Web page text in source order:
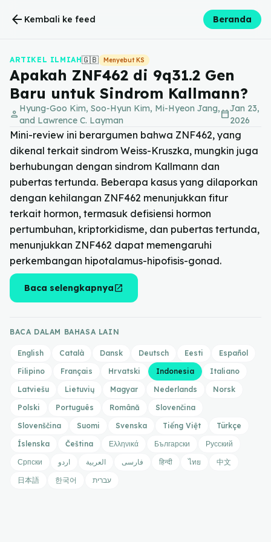
arrow_back Kembali ke feed Beranda
ARTIKEL ILMIAH🇬🇧 Menyebut KS
Apakah ZNF462 di 9q31.2 Gen
Baru untuk Sindrom Kallmann?
person Hyung-Goo Kim, Soo-Hyun Kim, Mi-Hyeon Jang,
and Lawrence C. Layman
calendar_todayJan 23,
2026
Mini-review ini berargumen bahwa ZNF462, yang
dikenal terkait sindrom Weiss-Kruszka, mungkin juga
berhubungan dengan sindrom Kallmann dan
pubertas tertunda. Beberapa kasus yang dilaporkan
dengan kehilangan ZNF462 menunjukkan fitur
terkait hormon, termasuk defisiensi hormon
pertumbuhan, kriptorkidisme, dan pubertas tertunda,
menunjukkan ZNF462 dapat memengaruhi
perkembangan hipotalamus-hipofisis-gonad.
Baca selengkapnyaopen_in_new
BACA DALAM BAHASA LAIN
English Català Dansk Deutsch Eesti
Español
Filipino
Français Hrvatski Indonesia
Italiano
Latviešu
Lietuvių Magyar Nederlands
Norsk
Polski
Português Română
Slovenčina
Slovenščina
Suomi Svenska Tiếng Việt
Türkçe
Íslenska
Čeština Ελληνικά Български
Русский
Српски
اردو العربية فارسی हिन्दी ไทย
中文
日本語
한국어 עברית